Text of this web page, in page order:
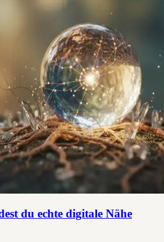
du echte digitale Nähe